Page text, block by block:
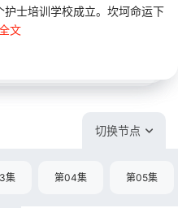
士培训学校成立。坎坷命运下
文
切换节点
集 第04集 第05集